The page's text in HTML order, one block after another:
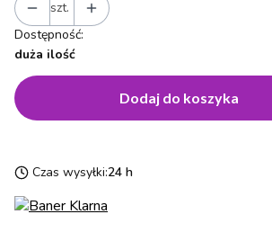
szt.
Dostępność:
duża ilość
Dodaj do koszyka
Czas wysyłki:24 h